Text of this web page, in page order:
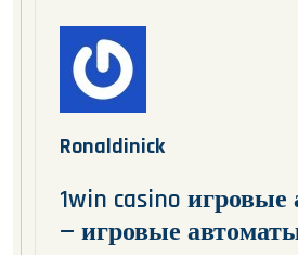
Ronaldinick
1win casino
— игровые